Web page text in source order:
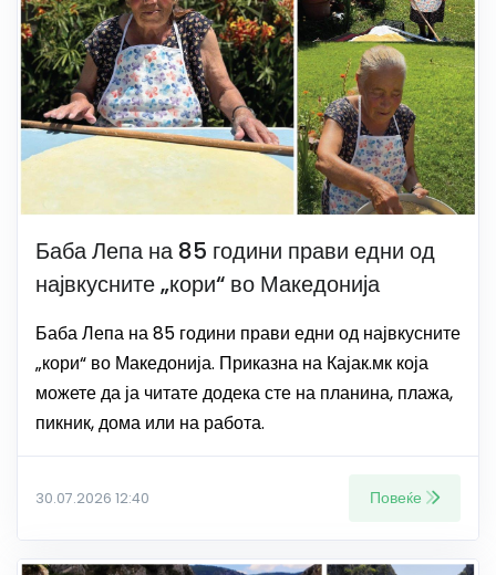
Баба Лепа на 85 години прави едни од
највкусните „кори“ во Македонија
Баба Лепа на 85 години прави едни од највкусните
„кори“ во Македонија. Приказна на Кајак.мк која
можете да ја читате додека сте на планина, плажа,
пикник, дома или на работа.
30.07.2026 12:40 Повеќе